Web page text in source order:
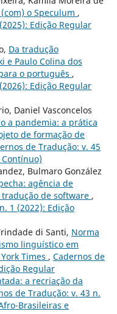
o Speculum ,
Edição Regular
Da tradução
e Paulo Colina dos
o português ,
Edição Regular
Daniel Vasconcelos
a pandemia: a prática
de formação de
de Tradução: v. 45
Contínuo)
Bulmaro González
agência de
de software ,
1 (2022): Edição
di Santi, Norma
linguístico em
Times , Cadernos de
Regular
a recriação da
de Tradução: v. 43 n.
Brasileiras e